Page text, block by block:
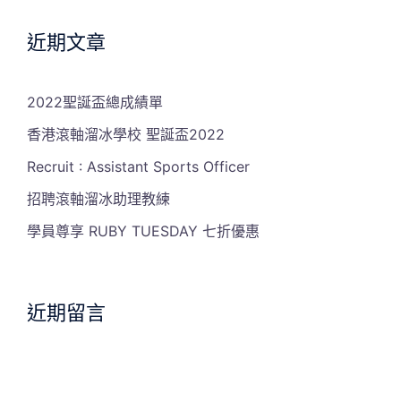
近期文章
2022聖誕盃總成績單
香港滾軸溜冰學校 聖誕盃2022
Recruit : Assistant Sports Officer
招聘滾軸溜冰助理教練
學員尊享 RUBY TUESDAY 七折優惠
近期留言